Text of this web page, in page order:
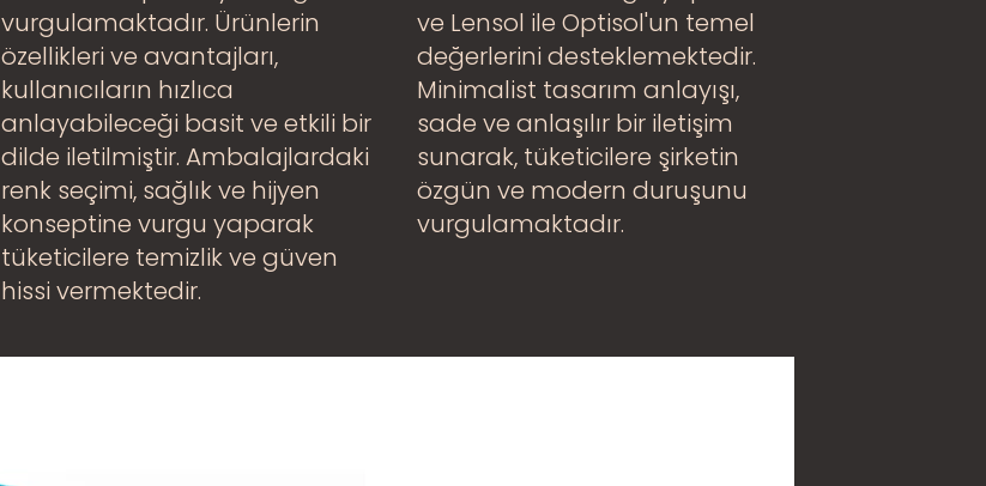
vurgulamaktadır. Ürünlerin
özellikleri ve avantajları,
kullanıcıların hızlıca
anlayabileceği basit ve etkili bir
dilde iletilmiştir. Ambalajlardaki
renk seçimi, sağlık ve hijyen
konseptine vurgu yaparak
tüketicilere temizlik ve güven
hissi vermektedir.
ve Lensol ile Optisol'un temel
değerlerini desteklemektedir.
Minimalist tasarım anlayışı,
sade ve anlaşılır bir iletişim
sunarak, tüketicilere şirketin
özgün ve modern duruşunu
vurgulamaktadır.